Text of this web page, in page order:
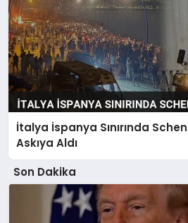
İtalya İspanya Sınırında
Askıya Aldı
Son Dakika